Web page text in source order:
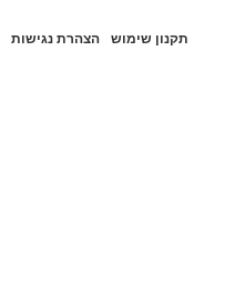
תקנון שימוש הצהרת נגישות